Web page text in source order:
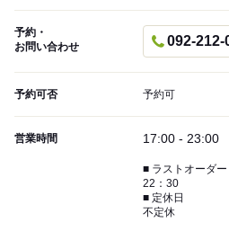
予約・
お問い合わせ
092-212-
予約可否 予約可
営業時間 17:00 - 23:00
■ ラストオーダ
22：30
■ 定休日
不定休